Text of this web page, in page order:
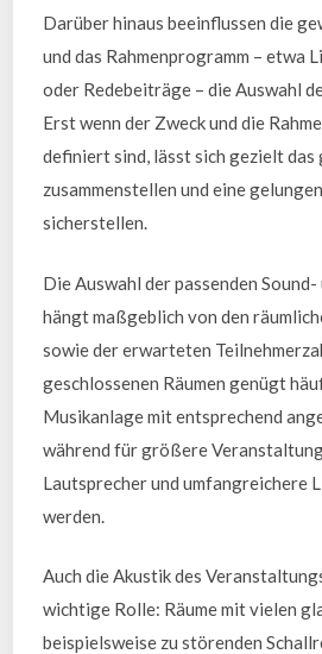
Darüber hinaus beeinflussen die
und das Rahmenprogramm – etwa
oder Redebeiträge – die Auswahl
Erst wenn der Zweck und die
definiert sind, lässt sich gezielt das
zusammenstellen und eine
sicherstellen.
Die Auswahl der passenden
hängt maßgeblich von den
sowie der erwarteten
geschlossenen Räumen genügt
Musikanlage mit entsprechend
während für größere
Lautsprecher und umfangreichere
werden.
Auch die Akustik des
wichtige Rolle: Räume mit vielen
beispielsweise zu störenden